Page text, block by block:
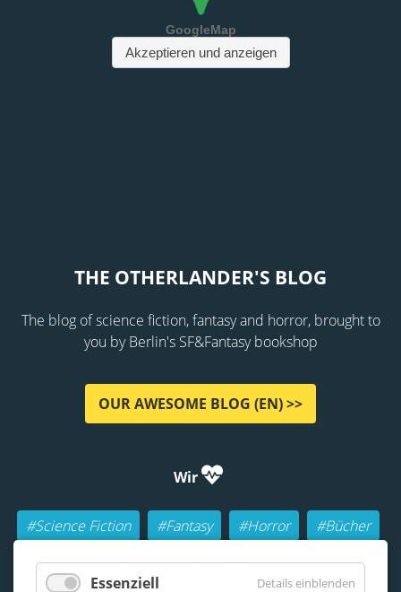
THE OTHERLANDER'S BLOG
The blog of science fiction, fantasy and horror, brought to
you by Berlin's SF&Fantasy bookshop
OUR AWESOME BLOG (EN) >>
Wir
#Science Fiction #Fantasy #Horror
#Bücher
#Autoren
#Buch-Geeks
#Rollenspiele (RPGs)
Essenziell Details einblenden